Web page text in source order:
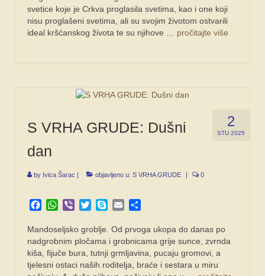
svetice koje je Crkva proglasila svetima, kao i one koji
nisu proglašeni svetima, ali su svojim životom ostvarili
ideal kršćanskog života te su njihove … pročitajte više
2
STU 2025
S VRHA GRUDE: Dušni
dan
by Ivica Šarac | objavljeno u: S VRHA GRUDE | 0
Facebook
WhatsApp
Viber TwitterSkypeEmail
Mandoseljsko groblje. Od prvoga ukopa do danas po
nadgrobnim pločama i grobnicama grije sunce, zvrnda
kiša, fijuče bura, tutnji grmljavina, pucaju gromovi, a
tjelesni ostaci naših roditelja, braće i sestara u miru